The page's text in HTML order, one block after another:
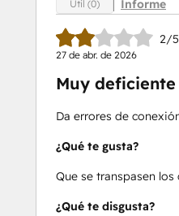
Útil (0) Informe
2/5
27 de abr. de 2026
Muy deficiente
Da errores de
¿Qué te gusta?
Que se transpasen los
¿Qué te disgusta?